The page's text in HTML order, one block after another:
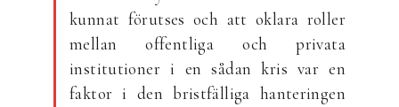
kunnat förutses och att oklara roller
mellan offentliga och privata
institutioner i en sådan kris var en
faktor i den bristfälliga hanteringen